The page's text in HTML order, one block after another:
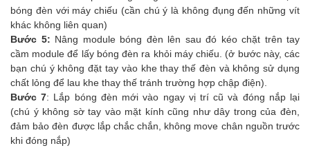
bóng đèn với máy chiếu (cần chú ý là không đụng đến những vít
khác không liên quan)
Bước 5: Nâng module bóng đèn lên sau đó kéo chặt trên tay
cầm module để lấy bóng đèn ra khỏi máy chiếu. (ở bước này, các
bạn chú ý không đặt tay vào khe thay thế đèn và không sử dụng
chất lỏng để lau khe thay thế tránh trường hợp chập điện).
Bước 7: Lắp bóng đèn mới vào ngay vị trí cũ và đóng nắp lại
(chú ý không sờ tay vào mặt kính cũng như dây trong của đèn,
đảm bảo đèn được lắp chắc chắn, không move chân nguồn trước
khi đóng nắp)